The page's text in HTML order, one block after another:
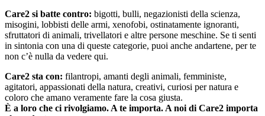
Care2 si batte contro: bigotti, bulli, negazionisti della scienza,
misogini, lobbisti delle armi, xenofobi, ostinatamente ignoranti,
sfruttatori di animali, trivellatori e altre persone meschine. Se ti senti
in sintonia con una di queste categorie, puoi anche andartene, per te
non c’è nulla da vedere qui.
Care2 sta con: filantropi, amanti degli animali, femministe,
agitatori, appassionati della natura, creativi, curiosi per natura e
coloro che amano veramente fare la cosa giusta.
È a loro che ci rivolgiamo. A te importa. A noi di Care2 importa